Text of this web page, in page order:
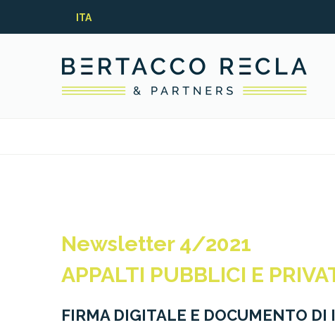
ITA
Newsletter 4/2021
APPALTI PUBBLICI E
FIRMA DIGITALE E DOCUMENTO DI